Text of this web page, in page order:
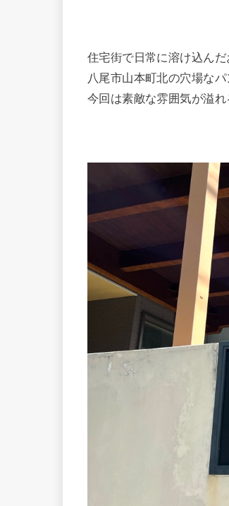
住宅街で日常に溶け込ん
八尾市山本町北の穴場なパ
今回は素敵な雰囲気が溢れ